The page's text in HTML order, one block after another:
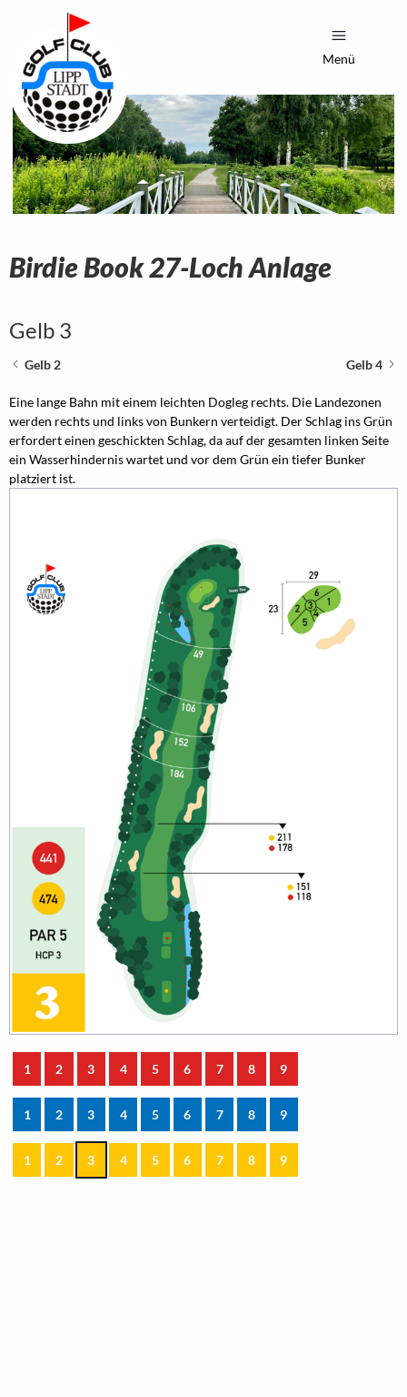
Menü
Birdie Book 27-Loch Anlage
Gelb 3
Gelb 2 Gelb 4
Eine lange Bahn mit einem leichten Dogleg rechts. Die Landezonen
werden rechts und links von Bunkern verteidigt. Der Schlag ins Grün
erfordert einen geschickten Schlag, da auf der gesamten linken Seite
ein Wasserhindernis wartet und vor dem Grün ein tiefer Bunker
platziert ist.
1 2 3 4 5 6 7 8 9
1 2 3 4 5 6 7 8 9
1 2 3 4 5 6 7 8 9